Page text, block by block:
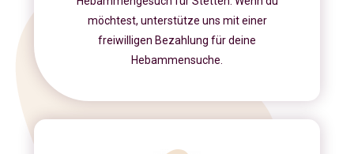
möchtest, unterstütze uns mit einer
freiwilligen Bezahlung für deine
Hebammensuche.